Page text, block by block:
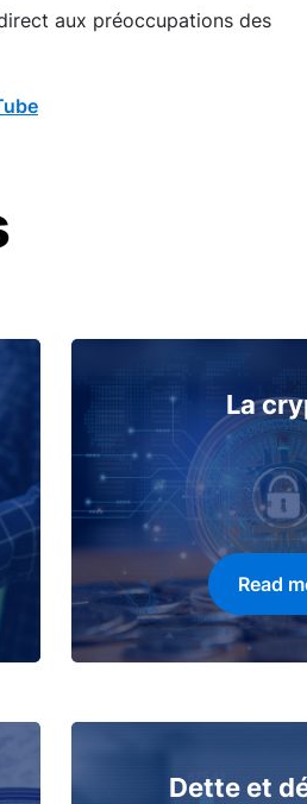
aux préoccupations des
La
Read
Dette et